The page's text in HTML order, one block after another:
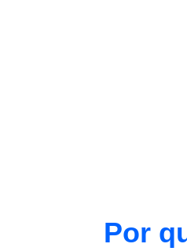
Por